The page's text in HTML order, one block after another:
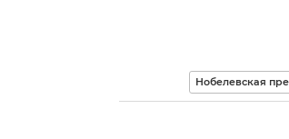
Нобелевская